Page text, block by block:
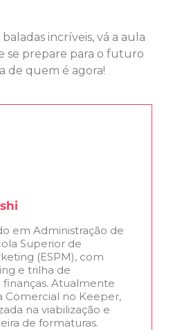
incríveis, vá a aula
se prepare para o futuro
de quem é agora!
em Administração de
Superior de
(ESPM), com
e trilha de
Atualmente
Comercial no Keeper,
na viabilização e
de formaturas.